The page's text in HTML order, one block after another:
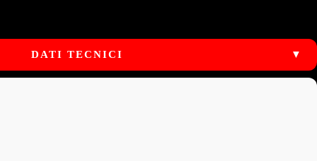
DATI TECNICI ▼